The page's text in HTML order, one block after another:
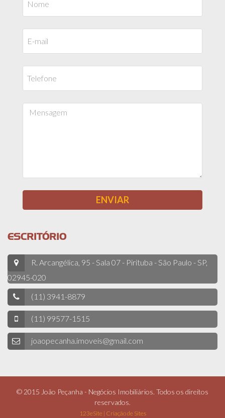
ESCRITÓRIO
R. Arcangélica, 95 - Sala 07 - Pirituba - São Paulo - SP,
02945-020
(11) 3941-8879
(11) 99577-1515
joaopecanha.imoveis@gmail.com
© 2015 João Peçanha - Negócios Imobiliários. Todos os direitos
reservados.
123eSite | Criação de Sites